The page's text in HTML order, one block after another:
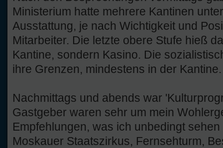
Ministerium hatte mehrere Kantinen
Ausstattung, je nach Wichtigkeit und
Mitarbeiter. Die letzte obere Stufe hieß
Kantine, sondern Kasino. Die
ihre Grenzen, mindestens in der Kantine.
Nachmittags und abends war
Gastgeber waren sehr um mein
Empfehlungen, was ich unbedingt
Moskauer Staatszirkus, Fernsehturm,